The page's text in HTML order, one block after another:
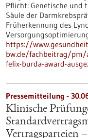
Pflicht: Genetische und
Säule der
Früherkennung des
https://
bw.de/fachbeitrag/pm/
felix-burda-award-
Pressemitteilung -
Klinische
Vertragsparteien